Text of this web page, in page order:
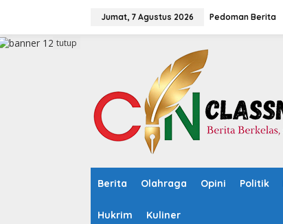
a
Jumat, 7 Agustus 2026 Pedoman Berita
Berita Olahraga Opini Politik
Hukrim Kuliner
tutup